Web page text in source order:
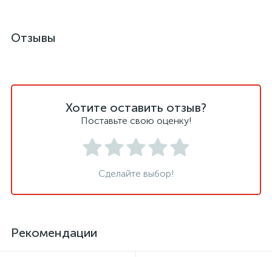
Отзывы
Хотите оставить отзыв?
Поставьте свою оценку!
Сделайте выбор!
Рекомендации